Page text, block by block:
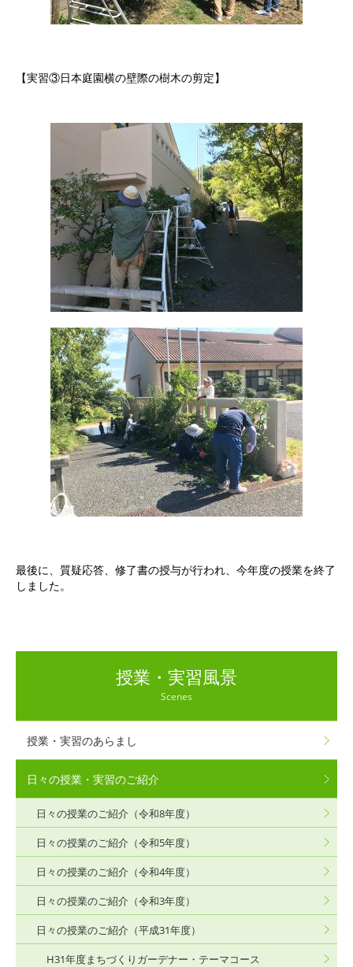
【実習③日本庭園横の壁際の樹木の剪定】
最後に、質疑応答、修了書の授与が行われ、今年度の授業を終了
しました。
授業・実習風景
Scenes
授業・実習のあらまし
日々の授業・実習のご紹介
日々の授業のご紹介（令和8年度）
日々の授業のご紹介（令和5年度）
日々の授業のご紹介（令和4年度）
日々の授業のご紹介（令和3年度）
日々の授業のご紹介（平成31年度）
H31年度まちづくりガーデナー・テーマコース